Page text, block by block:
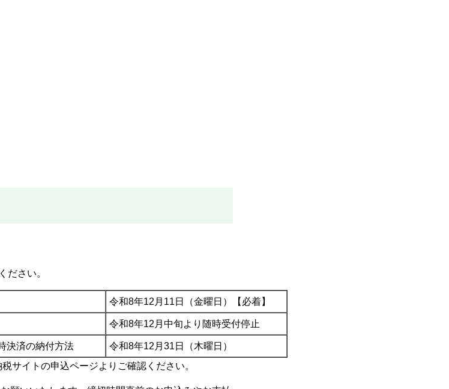
ださい。
令和8年12月11日（金曜日）【必着】
令和8年12月中旬より随時受付停止
決済の納付方法
令和8年12月31日（木曜日）
サイトの申込ページよりご確認ください。